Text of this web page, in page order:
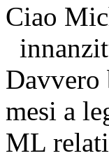
Ciao
Davvero
mesi a
ML